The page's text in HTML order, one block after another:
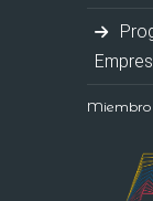
Miembro